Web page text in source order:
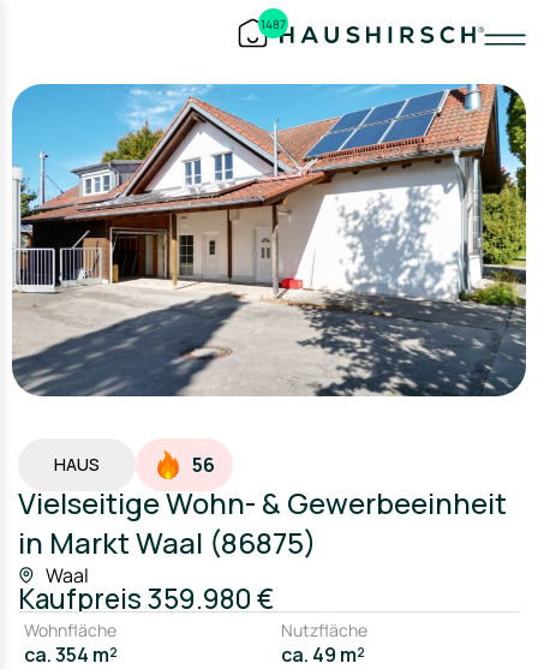
1487
HAUS 56
Vielseitige Wohn- & Gewerbeeinheit
in Markt Waal (86875)
Waal
Kaufpreis359.980 €
Wohnfläche
ca. 354 m²
Nutzfläche
ca. 49 m²